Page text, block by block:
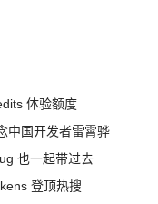
体验额度
中国开发者雷霄骅
也一起带过去
登顶热搜